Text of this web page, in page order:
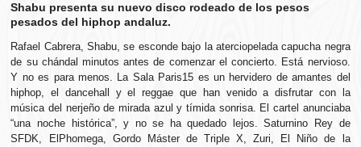
Shabu presenta su nuevo disco rodeado de los pesos
pesados del hiphop andaluz.
Rafael Cabrera, Shabu, se esconde bajo la aterciopelada capucha negra
de su chándal minutos antes de comenzar el concierto. Está nervioso.
Y no es para menos. La Sala Paris15 es un hervidero de amantes del
hiphop, el dancehall y el reggae que han venido a disfrutar con la
música del nerjeño de mirada azul y tímida sonrisa. El cartel anunciaba
“una noche histórica”, y no se ha quedado lejos. Saturnino Rey de
SFDK, ElPhomega, Gordo Máster de Triple X, Zuri, El Niño de la